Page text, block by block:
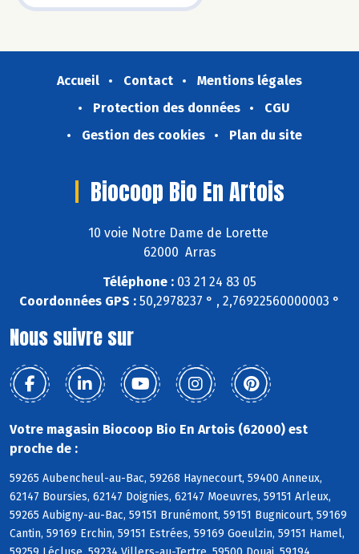
Accueil Contact
Mentions légales
Protection des données
CGU
Gestion des cookies
Plan du site
Biocoop Bio En Artois
10 voie Notre Dame de Lorette
62000 Arras
Téléphone : 03 21 24 83 05
Coordonnées GPS : 50,2978237 ° , 2,76922560000003 °
Nous suivre sur
Votre magasin Biocoop Bio En Artois (62000) est
proche de :
59265 Aubencheul-au-Bac, 59268 Haynecourt, 59400 Anneux,
62147 Boursies, 62147 Doignies, 62147 Moeuvres, 59151 Arleux,
59265 Aubigny-au-Bac, 59151 Brunémont, 59151 Bugnicourt, 59169
Cantin, 59169 Erchin, 59151 Estrées, 59169 Goeulzin, 59151 Hamel,